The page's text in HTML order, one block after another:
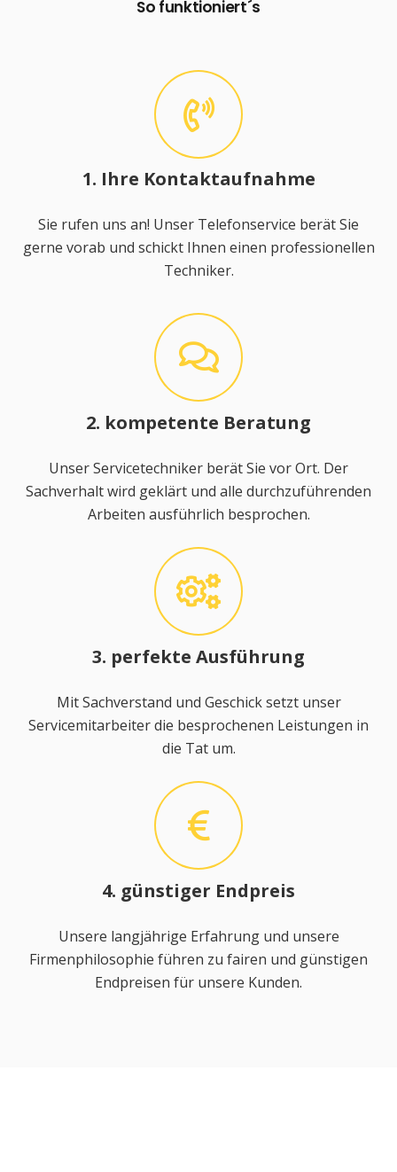
So funktioniert´s
1. Ihre Kontaktaufnahme
Sie rufen uns an! Unser Telefonservice berät Sie
gerne vorab und schickt Ihnen einen professionellen
Techniker.
2. kompetente Beratung
Unser Servicetechniker berät Sie vor Ort. Der
Sachverhalt wird geklärt und alle durchzuführenden
Arbeiten ausführlich besprochen.
3. perfekte Ausführung
Mit Sachverstand und Geschick setzt unser
Servicemitarbeiter die besprochenen Leistungen in
die Tat um.
4. günstiger Endpreis
Unsere langjährige Erfahrung und unsere
Firmenphilosophie führen zu fairen und günstigen
Endpreisen für unsere Kunden.